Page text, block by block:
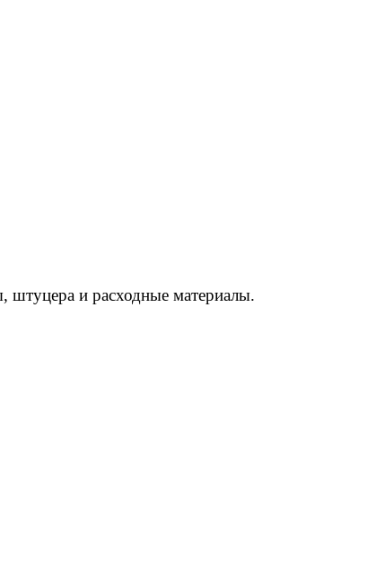
штуцера и расходные материалы.